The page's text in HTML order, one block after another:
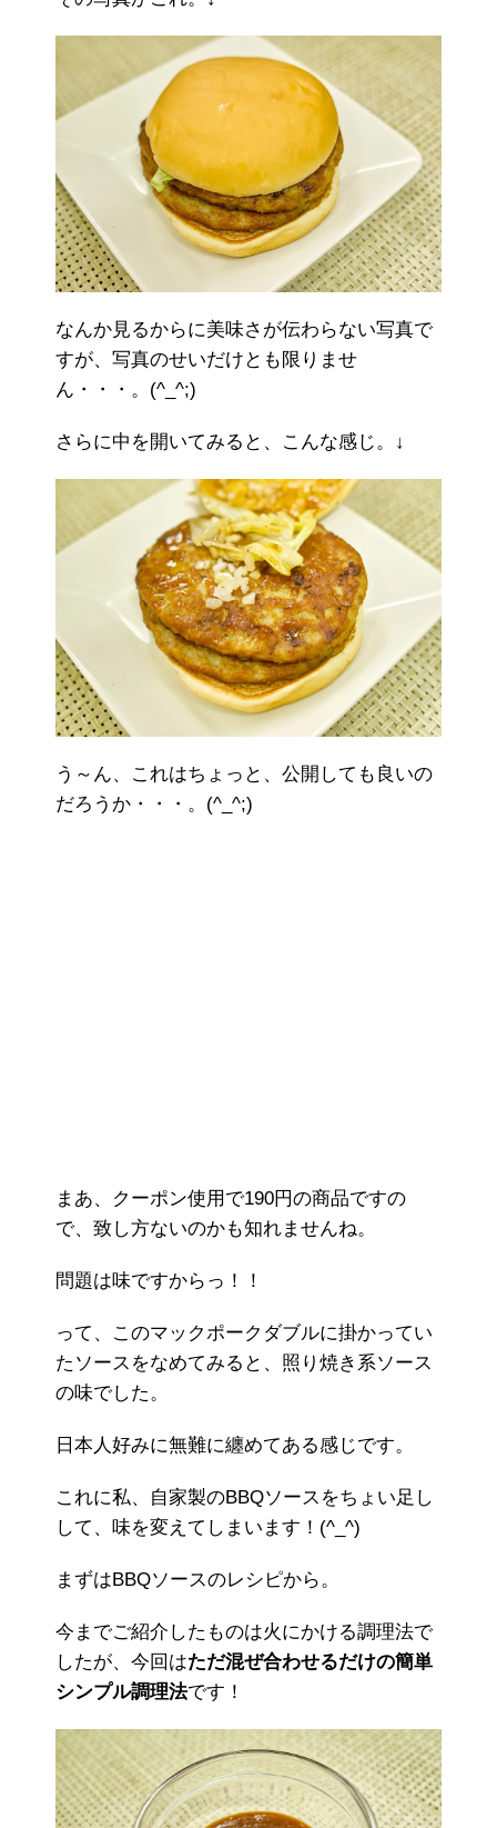
なんか見るからに美味さが伝わらない写真で
すが、写真のせいだけとも限りませ
ん・・・。(^_^;)
さらに中を開いてみると、こんな感じ。↓
う～ん、これはちょっと、公開しても良いの
だろうか・・・。(^_^;)
まあ、クーポン使用で190円の商品ですの
で、致し方ないのかも知れませんね。
問題は味ですからっ！！
って、このマックポークダブルに掛かってい
たソースをなめてみると、照り焼き系ソース
の味でした。
日本人好みに無難に纏めてある感じです。
これに私、自家製のBBQソースをちょい足し
して、味を変えてしまいます！(^_^)
まずはBBQソースのレシピから。
今までご紹介したものは火にかける調理法で
したが、今回はただ混ぜ合わせるだけの簡単
シンプル調理法です！